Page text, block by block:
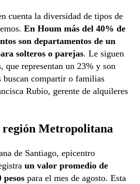
cuenta la diversidad de tipos de
En Houm más del 40% de
son departamentos de un
solteros o parejas. Le siguen
que representan un 23% y son
buscan compartir o familias
Rubio, gerente de alquileres
región Metropolitana
de Santiago, epicentro
un valor promedio de
pesos para el mes de agosto. Esta